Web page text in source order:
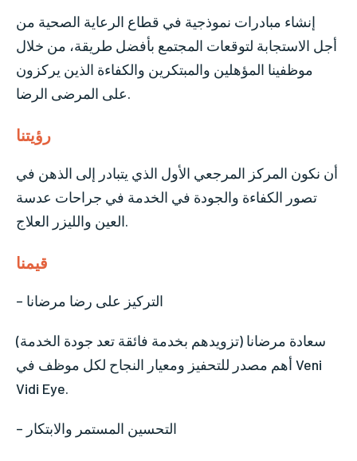
إنشاء مبادرات نموذجية في قطاع الرعاية الصحية من
أجل الاستجابة لتوقعات المجتمع بأفضل طريقة، من خلال
موظفينا المؤهلين والمبتكرين والكفاءة الذين يركزون
على المرضى الرضا.
رؤيتنا
أن نكون المركز المرجعي الأول الذي يتبادر إلى الذهن في
تصور الكفاءة والجودة في الخدمة في جراحات عدسة
العين والليزر العلاج.
قيمنا
– التركيز على رضا مرضانا
سعادة مرضانا (تزويدهم بخدمة فائقة تعد جودة الخدمة)
أهم مصدر للتحفيز ومعيار النجاح لكل موظف في Veni
Vidi Eye.
– التحسين المستمر والابتكار